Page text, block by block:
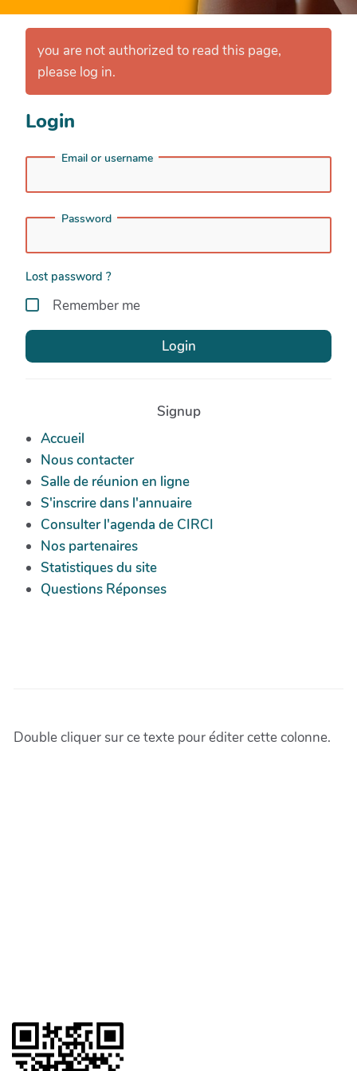
you are not authorized to read this page,
please log in.
Login
Email or username
Password
Lost password ?
Remember me
Login
Signup
Accueil
Nous contacter
Salle de réunion en ligne
S'inscrire dans l'annuaire
Consulter l'agenda de CIRCI
Nos partenaires
Statistiques du site
Questions Réponses
Double cliquer sur ce texte pour éditer cette colonne.